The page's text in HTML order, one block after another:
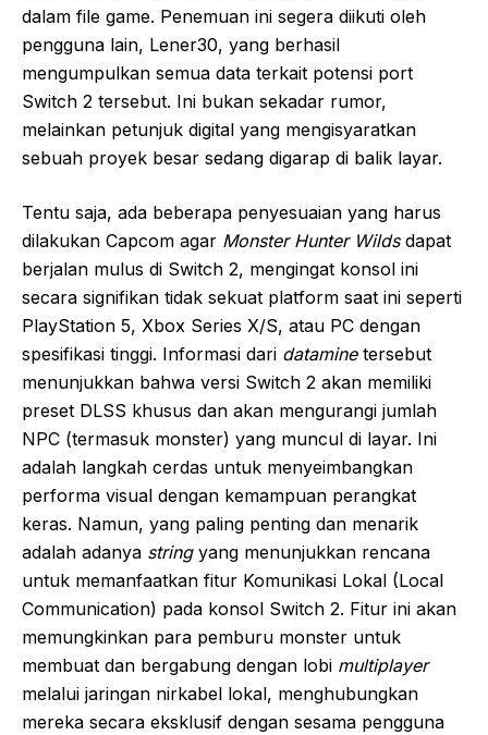
dalam file game. Penemuan ini segera diikuti oleh
pengguna lain, Lener30, yang berhasil
mengumpulkan semua data terkait potensi port
Switch 2 tersebut. Ini bukan sekadar rumor,
melainkan petunjuk digital yang mengisyaratkan
sebuah proyek besar sedang digarap di balik layar.
Tentu saja, ada beberapa penyesuaian yang harus
dilakukan Capcom agar Monster Hunter Wildsdapat
berjalan mulus di Switch 2, mengingat konsol ini
secara signifikan tidak sekuat platform saat ini seperti
PlayStation 5, Xbox Series X/S, atau PC dengan
spesifikasi tinggi. Informasi dari dataminetersebut
menunjukkan bahwa versi Switch 2 akan memiliki
preset DLSS khusus dan akan mengurangi jumlah
NPC (termasuk monster) yang muncul di layar. Ini
adalah langkah cerdas untuk menyeimbangkan
performa visual dengan kemampuan perangkat
keras. Namun, yang paling penting dan menarik
adalah adanya stringyang menunjukkan rencana
untuk memanfaatkan fitur Komunikasi Lokal (Local
Communication) pada konsol Switch 2. Fitur ini akan
memungkinkan para pemburu monster untuk
membuat dan bergabung dengan lobi multiplayer
melalui jaringan nirkabel lokal, menghubungkan
mereka secara eksklusif dengan sesama pengguna